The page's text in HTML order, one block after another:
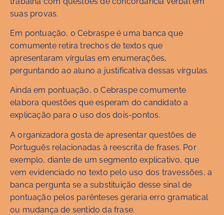
suas provas.
Em pontuação, o Cebraspe é uma banca que
comumente retira trechos de textos que
apresentaram vírgulas em enumerações,
perguntando ao aluno a justificativa dessas vírgulas.
Ainda em pontuação, o Cebraspe comumente
elabora questões que esperam do candidato a
explicação para o uso dos dois-pontos.
A organizadora gosta de apresentar questões de
Português relacionadas à reescrita de frases. Por
exemplo, diante de um segmento explicativo, que
vem evidenciado no texto pelo uso dos travessões, a
banca pergunta se a substituição desse sinal de
pontuação pelos parênteses geraria erro gramatical
ou mudança de sentido da frase.